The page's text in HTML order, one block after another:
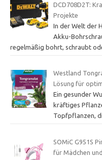
DCD708D2T:
Projekte
In der Welt der
Akku-
regelmäßig bohrt, schraubt
Westland
Lösung für
Ein gesunder
kräftiges
Topfpflanzen,
SOMiC G951S
für Mädchen